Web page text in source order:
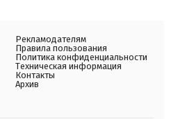
Рекламодателям
Правила пользования
Политика конфиденциальности
Техническая информация
Контакты
Архив